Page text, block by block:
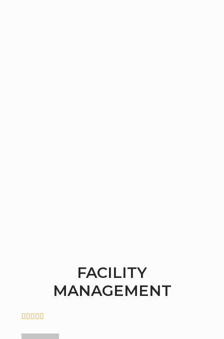
FACILITY
MANAGEMENT
    